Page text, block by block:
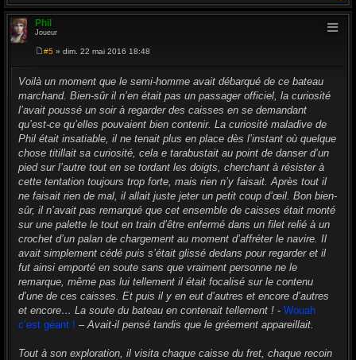
Phil
Joueur
s
a
g
e
#5 » dim. 22 mai 2016 18:48
Voilà un moment que le semi-homme avait débarqué de ce bateau
marchand. Bien-sûr il n’en était pas un passager officiel, la curiosité
l’avait poussé un soir à regarder des caisses en se demandant
qu’est-ce qu’elles pouvaient bien contenir. La curiosité maladive de
Phil était insatiable, il ne tenait plus en place dès l’instant où quelque
chose titillait sa curiosité, cela e tarabustait au point de danser d’un
pied sur l’autre tout en se tordant les doigts, cherchant à résister à
cette tentation toujours trop forte, mais rien n’y faisait. Après tout il
ne faisait rien de mal, il allait juste jeter un petit coup d’œil. Bon bien-
sûr, il n’avait pas remarqué que cet ensemble de caisses était monté
sur une palette le tout en train d’être enfermé dans un filet relié à un
crochet d’un palan de chargement au moment d’affréter le navire. Il
avait simplement cédé puis s’était glissé dedans pour regarder et il
fut ainsi emporté en soute sans que vraiment personne ne le
remarque, même pas lui tellement il était focalisé sur le contenu
d’une de ces caisses. Et puis il y en eut d’autres et encore d’autres
et encore… La soute du bateau en contenait tellement ! - Wouah
c’est géant ! – Avait-il pensé tandis que le gréement appareillait.
Tout à son exploration, il visita chaque caisse du fret, chaque recoin